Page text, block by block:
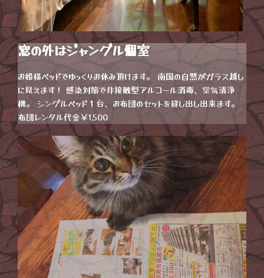
窓の外はジャングル個室
お姫様ベッドでゆっくりお休み頂けます。 南国の自然がガラス越し
に見えます！ 感染対策で非接触型アルコール消毒、空気清浄
機。 シングルベッド１台、お布団のセットを貸し出し出来ます。
布団レンタル代金￥1,500